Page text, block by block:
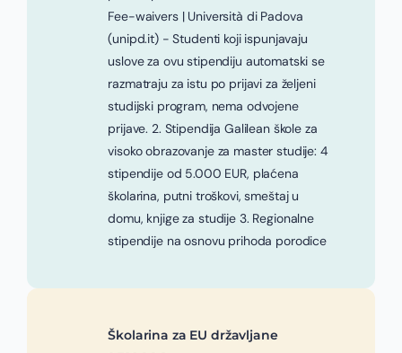
Fee-waivers | Università di Padova
(unipd.it) - Studenti koji ispunjavaju
uslove za ovu stipendiju automatski se
razmatraju za istu po prijavi za željeni
studijski program, nema odvojene
prijave. 2. Stipendija Galilean škole za
visoko obrazovanje za master studije: 4
stipendije od 5.000 EUR, plaćena
školarina, putni troškovi, smeštaj u
domu, knjige za studije 3. Regionalne
stipendije na osnovu prihoda porodice
Školarina za EU državljane